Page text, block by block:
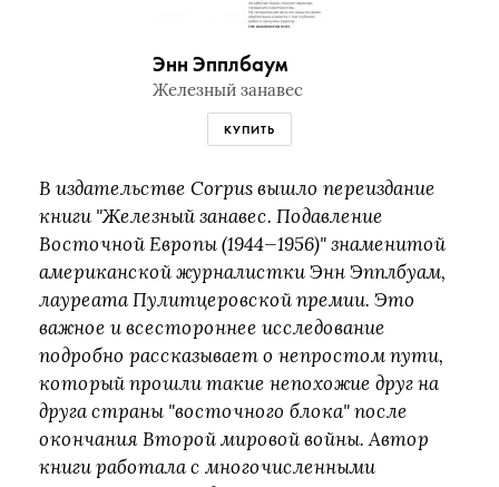
Энн Эпплбаум
Железный занавес
КУПИТЬ
В издательстве Corpus вышло переиздание
книги "Железный занавес. Подавление
Восточной Европы (1944—1956)" знаменитой
американской журналистки Энн Эпплбуам,
лауреата Пулитцеровской премии. Это
важное и всестороннее исследование
подробно рассказывает о непростом пути,
который прошли такие непохожие друг на
друга страны "восточного блока" после
окончания Второй мировой войны. Автор
книги работала с многочисленными